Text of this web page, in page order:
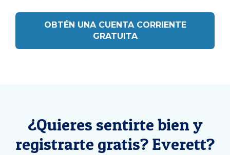
OBTÉN UNA CUENTA CORRIENTE
GRATUITA
¿Quieres sentirte bien y
registrarte gratis? Everett?